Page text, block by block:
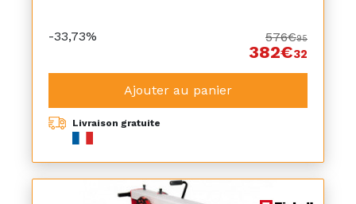
-33,73% 576€95
382€32
Ajouter au panier
Livraison gratuite